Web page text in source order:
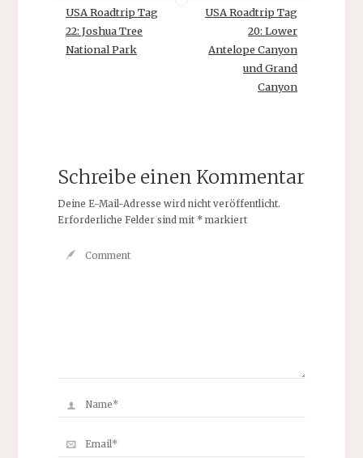
USA Roadtrip Tag
22: Joshua Tree
National Park
USA Roadtrip Tag
20: Lower
Antelope Canyon
und Grand
Canyon
Schreibe einen Kommentar
Deine E-Mail-Adresse wird nicht veröffentlicht.
Erforderliche Felder sind mit *markiert